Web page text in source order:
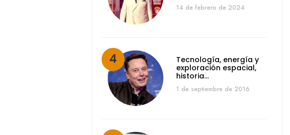
14 de febrero de 2024
Tecnología, energía y
exploración espacial,
historia…
1 de septiembre de 2016